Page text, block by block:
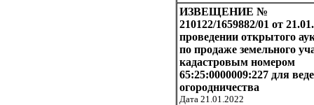
ИЗВЕЩЕНИЕ №
210122/1659882/01 от
проведении открытого
по продаже земельного
кадастровым номером
65:25:0000009:227 для
огородничества
Дата 21.01.2022